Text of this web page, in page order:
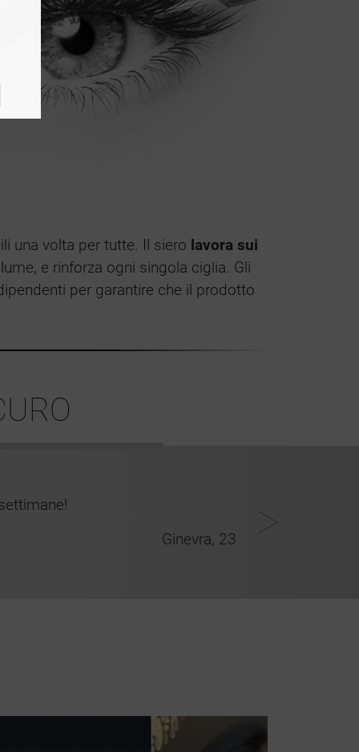
una volta per tutte. Il siero lavora sui
e rinforza ogni singola ciglia. Gli
per garantire che il prodotto
Ginevra, 23